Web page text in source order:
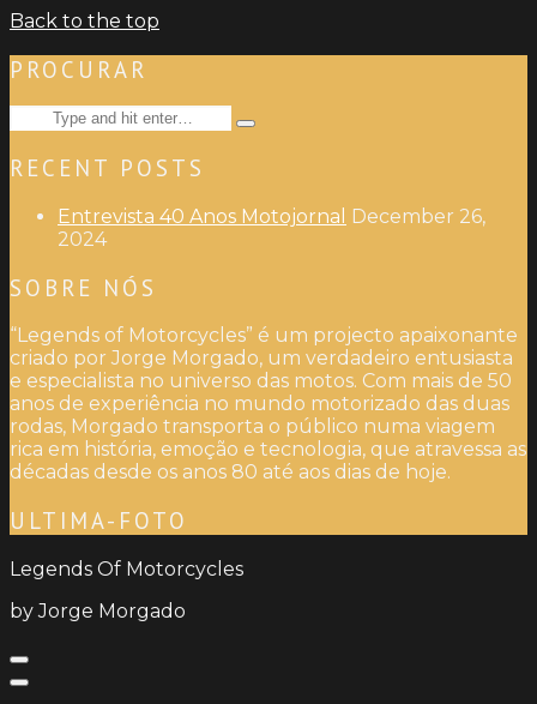
Back to the top
PROCURAR
Search
Type
RECENT POSTS
Entrevista 40 Anos Motojornal December 26,
2024
SOBRE NÓS
“Legends of Motorcycles” é um projecto apaixonante
criado por Jorge Morgado, um verdadeiro entusiasta
e especialista no universo das motos. Com mais de 50
anos de experiência no mundo motorizado das duas
rodas, Morgado transporta o público numa viagem
rica em história, emoção e tecnologia, que atravessa as
décadas desde os anos 80 até aos dias de hoje.
ULTIMA-FOTO
Legends Of Motorcycles
by Jorge Morgado